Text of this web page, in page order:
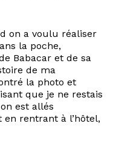
on a voulu réaliser
la poche,
Babacar et de sa
de ma
la photo et
que je ne restais
est allés
rentrant à l’hôtel,